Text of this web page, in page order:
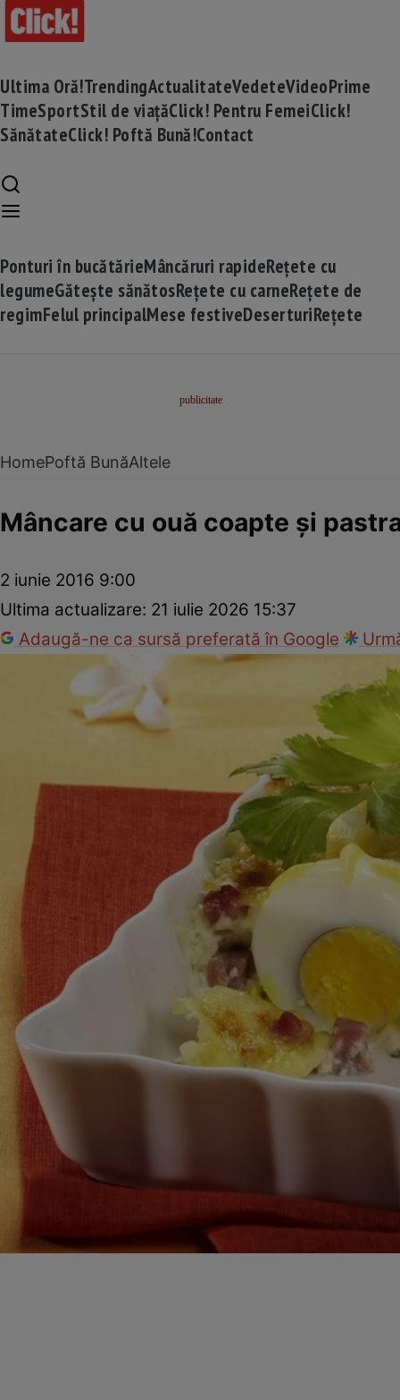
Ultima Oră!TrendingActualitateVedeteVideoPrime
TimeSportStil de viațăClick! Pentru FemeiClick!
SănătateClick! Poftă Bună!Contact
Ponturi în bucătărieMâncăruri rapideRețete cu
legumeGătește sănătosRețete cu carneRețete de
regimFelul principalMese festiveDeserturiRețete
HomePoftă BunăAltele
Mâncare cu ouă coapte şi
2 iunie 2016 9:00
Ultima actualizare: 21 iulie 2026 15:37
Adaugă-ne ca sursă preferată în Google